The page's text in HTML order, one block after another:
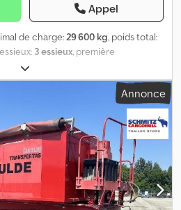
Appel
de charge: 29 600 kg, poids total:
3 essieux , première
volume de l'espace de chargement:
2000, Équipement:ABS, Meierling
26 m³, tout aluminium État :
: 60 à 95 % sur jantes
Annonce